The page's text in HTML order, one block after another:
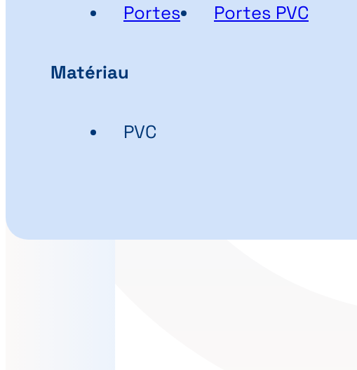
Portes Portes PVC
Matériau
PVC